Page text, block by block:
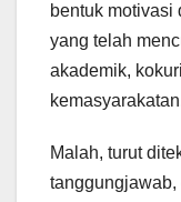
bentuk motivasi
yang telah
akademik,
Malah, turut